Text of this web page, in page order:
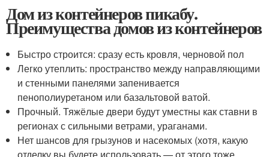
Дом из контейнеров пикабу.
Преимущества домов из контейнеров
Быстро строится: сразу есть кровля, черновой пол
Легко утеплить: пространство между направляющими
и стенными панелями запенивается
пенополиуретаном или базальтовой ватой.
Прочный. Тяжёлые двери будут уместны как ставни в
регионах с сильными ветрами, ураганами.
Нет шансов для грызунов и насекомых (хотя, какую
отделку вы будете использовать — от этого тоже